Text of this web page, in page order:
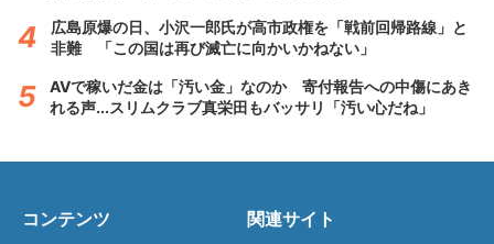
広島原爆の日、小沢一郎氏が高市政権を「戦前回帰路線」と
非難 「この国は再び滅亡に向かいかねない」
AVで稼いだ金は「汚い金」なのか 寄付報告への中傷にあき
れる声...スリムクラブ真栄田もバッサリ「汚い心だね」
コンテンツ 関連サイト